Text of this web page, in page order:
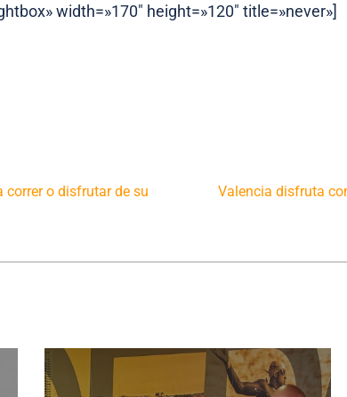
width=»170″ height=»120″ title=»never»]
correr o disfrutar de su
Valencia disfruta